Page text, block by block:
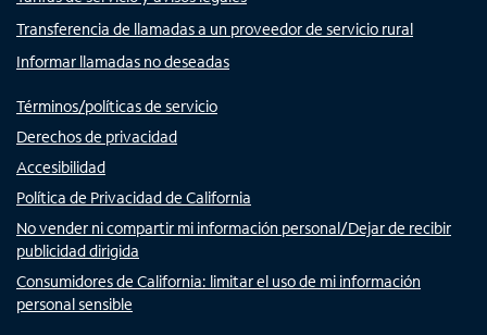
Transferencia de llamadas a un proveedor de servicio rural
Informar llamadas no deseadas
Términos/políticas de servicio
Derechos de privacidad
Accesibilidad
Política de Privacidad de California
No vender ni compartir mi información personal/Dejar de recibir
publicidad dirigida
Consumidores de California: limitar el uso de mi información
personal sensible